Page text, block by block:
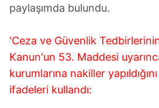
paylaşımda bulundu.
'Ceza ve Güvenlik
Kanun'un 53. Maddesi
kurumlarına nakiller
ifadeleri kullandı: